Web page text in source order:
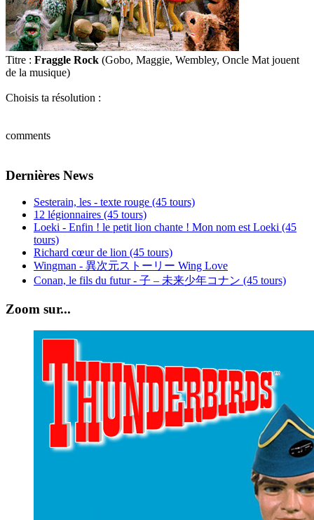
Titre : Fraggle Rock (Gobo, Maggie, Wembley, Oncle Mat jouent
de la musique)
Choisis ta résolution :
comments
Dernières News
Sesterain, les - texte rouge (45 tours)
12 légionnaires (45 tours)
Loeki - Enfin ! le petit lion chante ! Mon nom est Loeki (45
tours)
Richard cœur de lion (45 tours)
Wingman - 異次元ストーリー Wing Love
Conan, le fils du futur - 子 – 未来少年コナン (45 tours)
Zoom sur...